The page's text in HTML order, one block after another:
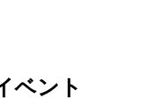
ベント